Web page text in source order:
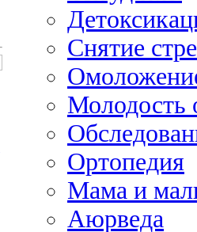
Снятие
Молодость
Ортопедия
Мама и
Аюрведа